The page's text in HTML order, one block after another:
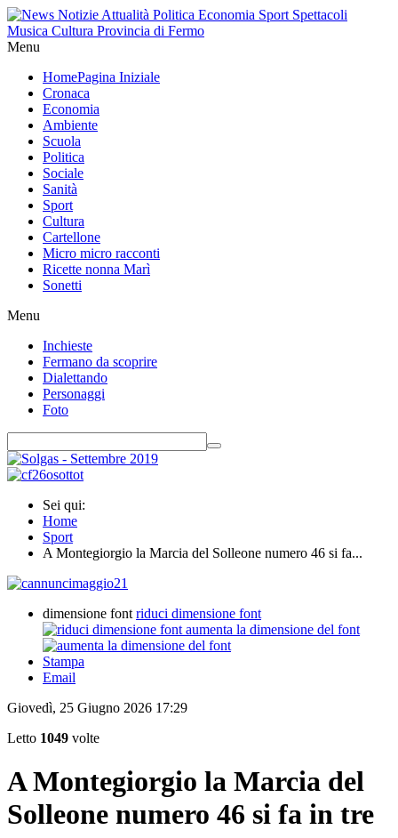
Menu
HomePagina Iniziale
Cronaca
Economia
Ambiente
Scuola
Politica
Sociale
Sanità
Sport
Cultura
Cartellone
Micro micro racconti
Ricette nonna Marì
Sonetti
Menu
Inchieste
Fermano da scoprire
Dialettando
Personaggi
Foto
Sei qui:
Home
Sport
A Montegiorgio la Marcia del Solleone numero 46 si fa...
dimensione font riduci dimensione font
aumenta la dimensione del font
Stampa
Email
Giovedì, 25 Giugno 2026 17:29
Letto 1049 volte
A Montegiorgio la Marcia del
Solleone numero 46 si fa in tre